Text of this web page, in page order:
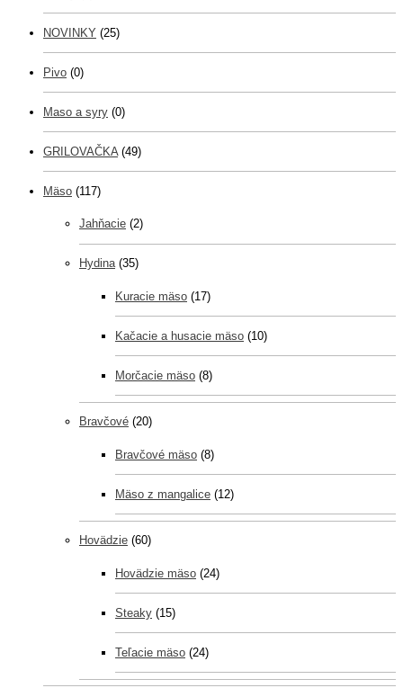
NOVINKY (25)
Pivo (0)
Maso a syry (0)
GRILOVAČKA (49)
Mäso (117)
Jahňacie (2)
Hydina (35)
Kuracie mäso (17)
Kačacie a husacie mäso (10)
Morčacie mäso (8)
Bravčové (20)
Bravčové mäso (8)
Mäso z mangalice (12)
Hovädzie (60)
Hovädzie mäso (24)
Steaky (15)
Teľacie mäso (24)